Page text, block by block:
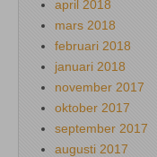
april 2018
mars 2018
februari 2018
januari 2018
november 2017
oktober 2017
september 2017
augusti 2017